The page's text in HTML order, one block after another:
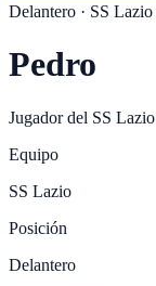
Delantero · SS Lazio
Pedro
Jugador del SS Lazio
Equipo
SS Lazio
Posición
Delantero